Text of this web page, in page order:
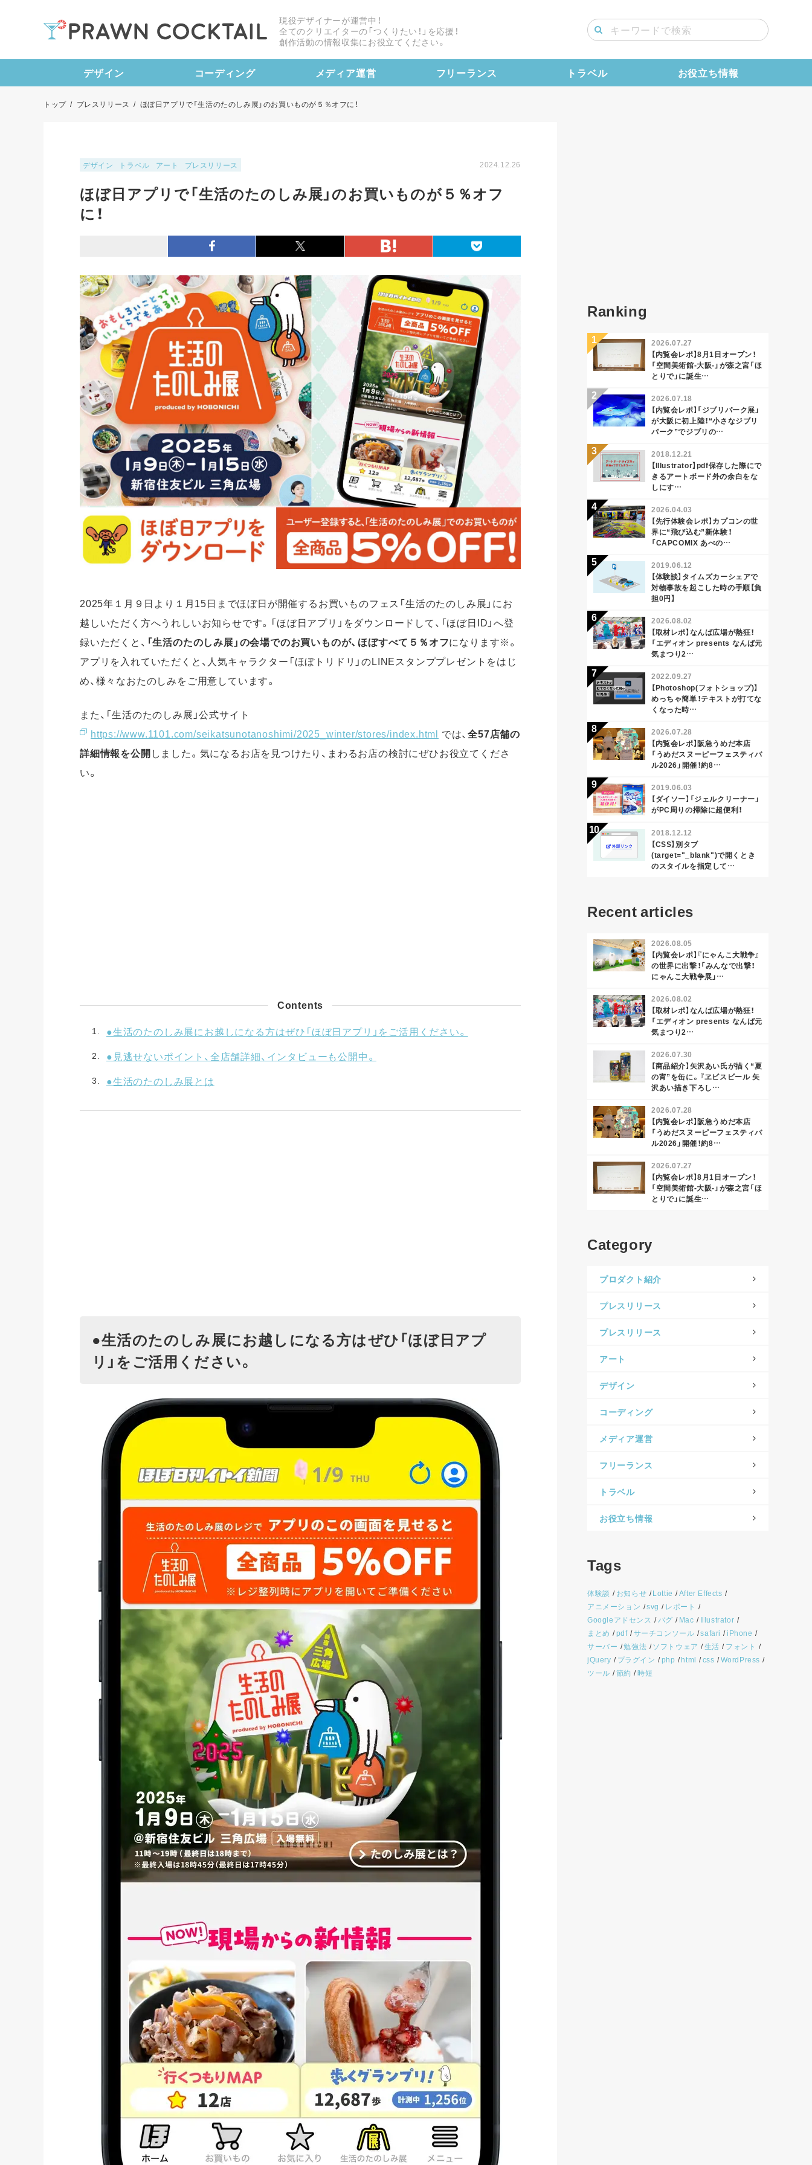
現役デザイナーが運営中！
全てのクリエイターの「つくりたい！」を応援！
創作活動の情報収集にお役立てください。
デザイン コーディング メディア運営 フリーランス トラベル お役立ち情報
トップ / プレスリリース / ほぼ日アプリで「生活のたのしみ展」のお買いものが５％オフに！
デザイン トラベル アート プレスリリース 2024.12.26
ほぼ日アプリで「生活のたのしみ展」のお買いものが５％オフ
に！
2025年１月９日より１月15日までほぼ日が開催するお買いものフェス「生活のたのしみ展」にお
越しいただく方へうれしいお知らせです。「ほぼ日アプリ」をダウンロードして、「ほぼ日ID」へ登
録いただくと、 「生活のたのしみ展」の会場でのお買いものが、ほぼすべて５％オフになります※。
アプリを入れていただくと、人気キャラクター「ほぼトリドリ」のLINEスタンププレゼントをはじ
め、様々なおたのしみをご用意しています。
また、「生活のたのしみ展」公式サイト
https://www.1101.com/seikatsunotanoshimi/2025_winter/stores/index.html では、全57店舗の
詳細情報を公開しました。気になるお店を見つけたり、まわるお店の検討にぜひお役立てくださ
い。
Contents
●生活のたのしみ展にお越しになる方はぜひ「ほぼ日アプリ」をご活用ください。
●見逃せないポイント、全店舗詳細、インタビューも公開中。
●生活のたのしみ展とは
●生活のたのしみ展にお越しになる方はぜひ「ほぼ日アプ
リ」をご活用ください。
Ranking
2026.07.27
【内覧会レポ】8月1日オープン！
「空間美術館-大阪-」が森之宮「ほ
とりで」に誕生…
2026.07.18
【内覧会レポ】「ジブリパーク展」
が大阪に初上陸！“小さなジブリ
パーク”でジブリの…
2018.12.21
【Illustrator】pdf保存した際にで
きるアートボード外の余白をな
しにす…
2026.04.03
【先行体験会レポ】カプコンの世
界に“飛び込む”新体験！
「CAPCOMIX あべの…
2019.06.12
【体験談】タイムズカーシェアで
対物事故を起こした時の手順【負
担0円】
2026.08.02
【取材レポ】なんば広場が熱狂！
「エディオン presents なんば元
気まつり2…
2022.09.27
【Photoshop(フォトショップ)】
めっちゃ簡単！テキストが打てな
くなった時…
2026.07.28
【内覧会レポ】阪急うめだ本店
「うめだスヌーピーフェスティバ
ル2026」開催！約8…
2019.06.03
【ダイソー】「ジェルクリーナー」
がPC周りの掃除に超便利！
2018.12.12
【CSS】別タブ
(target="_blank")で開くとき
のスタイルを指定して…
Recent articles
2026.08.05
【内覧会レポ】『にゃんこ大戦争』
の世界に出撃！「みんなで出撃！
にゃんこ大戦争展」…
2026.08.02
【取材レポ】なんば広場が熱狂！
「エディオン presents なんば元
気まつり2…
2026.07.30
【商品紹介】矢沢あい氏が描く“夏
の宵”を缶に。『ヱビスビール 矢
沢あい描き下ろし…
2026.07.28
【内覧会レポ】阪急うめだ本店
「うめだスヌーピーフェスティバ
ル2026」開催！約8…
2026.07.27
【内覧会レポ】8月1日オープン！
「空間美術館-大阪-」が森之宮「ほ
とりで」に誕生…
Category
プロダクト紹介
プレスリリース
プレスリリース
アート
デザイン
コーディング
メディア運営
フリーランス
トラベル
お役立ち情報
Tags
体験談 お知らせ Lottie
After Effects
アニメーション
svg
レポート
Googleアドセンス
バグ Mac
Illustrator
まとめ
pdf サーチコンソール safari
iPhone
サーバー
勉強法 ソフトウェア 生活
フォント
jQuery
プラグイン php html css
WordPress
ツール
節約 時短